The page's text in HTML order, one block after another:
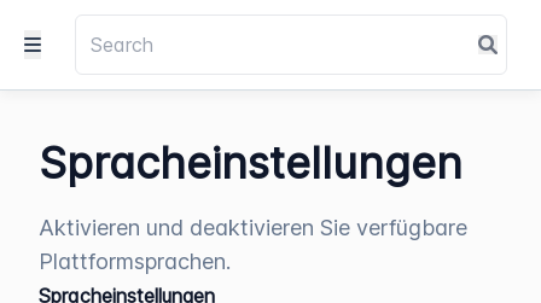
Spracheinstellungen
Aktivieren und deaktivieren Sie verfügbare
Plattformsprachen.
Spracheinstellungen